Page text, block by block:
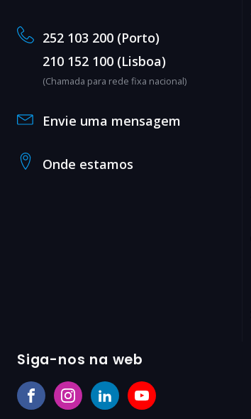
252 103 200 (Porto)
210 152 100 (Lisboa)
(Chamada para rede fixa nacional)
Envie uma mensagem
Onde estamos
Siga-nos na web